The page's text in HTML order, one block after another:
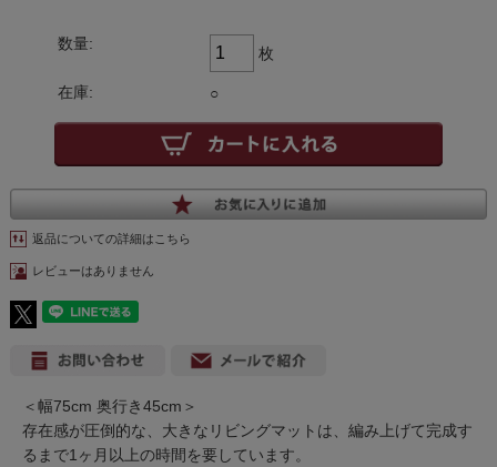
数量:
枚
在庫: ○
返品についての詳細はこちら
レビューはありません
＜幅75cm 奥行き45cm＞
存在感が圧倒的な、大きなリビングマットは、編み上げて完成す
るまで1ヶ月以上の時間を要しています。